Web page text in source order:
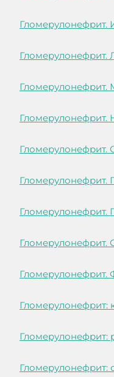
Гломерулонефрит.
Гломерулонефрит.
Гломерулонефрит.
Гломерулонефрит.
Гломерулонефрит.
Гломерулонефрит.
Гломерулонефрит.
Гломерулонефрит.
Гломерулонефрит:
Гломерулонефрит:
Гломерулонефрит: